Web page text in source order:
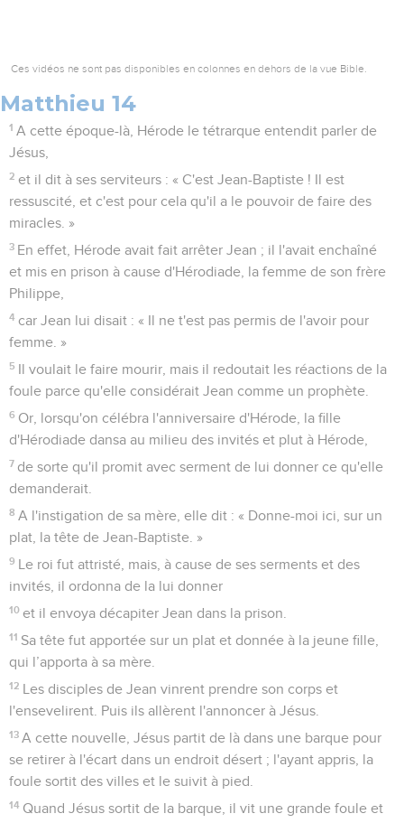
Ces vidéos ne sont pas disponibles en colonnes en dehors de la vue Bible.
Matthieu 14
1 A cette époque-là, Hérode le tétrarque entendit parler de
Jésus,
2 et il dit à ses serviteurs : « C'est Jean-Baptiste ! Il est
ressuscité, et c'est pour cela qu'il a le pouvoir de faire des
miracles. »
3 En effet, Hérode avait fait arrêter Jean ; il l'avait enchaîné
et mis en prison à cause d'Hérodiade, la femme de son frère
Philippe,
4 car Jean lui disait : « Il ne t'est pas permis de l'avoir pour
femme. »
5 Il voulait le faire mourir, mais il redoutait les réactions de la
foule parce qu'elle considérait Jean comme un prophète.
6 Or, lorsqu'on célébra l'anniversaire d'Hérode, la fille
d'Hérodiade dansa au milieu des invités et plut à Hérode,
7 de sorte qu'il promit avec serment de lui donner ce qu'elle
demanderait.
8 A l'instigation de sa mère, elle dit : « Donne-moi ici, sur un
plat, la tête de Jean-Baptiste. »
9 Le roi fut attristé, mais, à cause de ses serments et des
invités, il ordonna de la lui donner
10 et il envoya décapiter Jean dans la prison.
11 Sa tête fut apportée sur un plat et donnée à la jeune fille,
qui l’apporta à sa mère.
12 Les disciples de Jean vinrent prendre son corps et
l'ensevelirent. Puis ils allèrent l'annoncer à Jésus.
13 A cette nouvelle, Jésus partit de là dans une barque pour
se retirer à l'écart dans un endroit désert ; l'ayant appris, la
foule sortit des villes et le suivit à pied.
14 Quand Jésus sortit de la barque, il vit une grande foule et